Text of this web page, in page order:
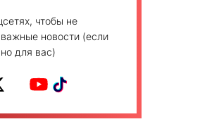
чтобы не
важные новости (если
для вас)